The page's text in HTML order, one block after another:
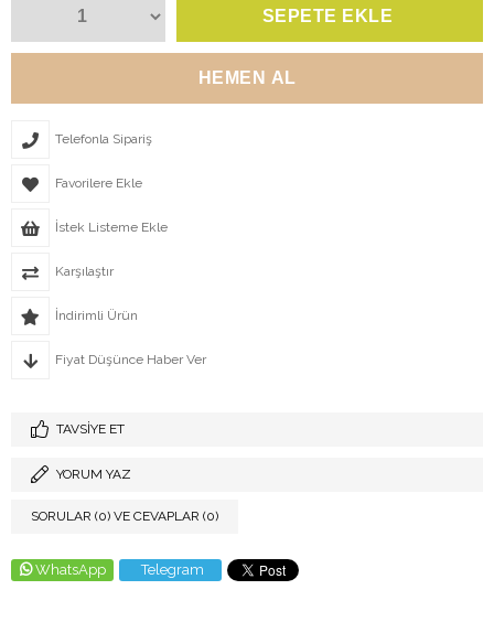
Telefonla Sipariş
Favorilere Ekle
İstek Listeme Ekle
Karşılaştır
İndirimli Ürün
Fiyat Düşünce Haber Ver
TAVSIYE ET
YORUM YAZ
SORULAR (0) VE CEVAPLAR (0)
WhatsApp Telegram